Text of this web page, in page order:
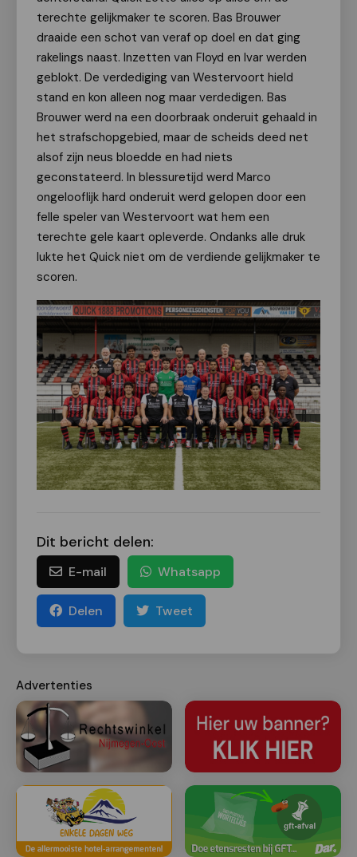
terechte gelijkmaker te scoren. Bas Brouwer
draaide een schot van veraf op doel en dat ging
rakelings naast. Inzetten van Floyd en Ivar werden
geblokt. De verdediging van Westervoort hield
stand en kon alleen nog maar verdedigen. Bas
Brouwer werd na een doorbraak onderuit gehaald in
het strafschopgebied, maar de scheids deed net
alsof zijn neus bloedde en had niets
geconstateerd. In blessuretijd werd Marco
ongelooflijk hard onderuit werd gelopen door een
felle speler van Westervoort wat hem een
terechte gele kaart opleverde. Ondanks alle druk
lukte het Quick niet om de verdiende gelijkmaker te
scoren.
Dit bericht delen:
E-mail Whatsapp
Delen Tweet
Advertenties